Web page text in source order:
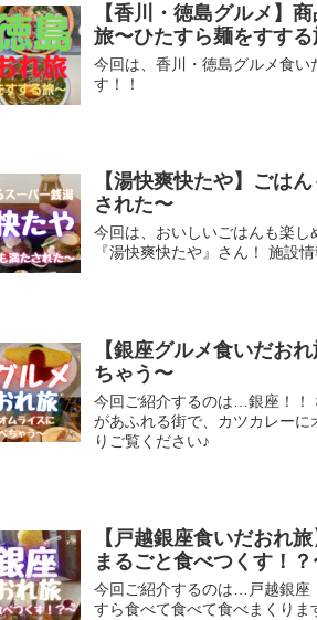
【香川・徳島グルメ】
旅〜ひたすら麺をすする
今回は、香川・徳島グルメ食
す！！
【湯快爽快たや】ごは
された〜
今回は、おいしいごはんも楽し
『湯快爽快たや』さん！ 施設
【銀座グルメ食いだお
ちゃう〜
今回ご紹介するのは…銀座！！
があふれる街で、カツカレーに
りご覧ください♪
【戸越銀座食いだおれ
まるごと食べつくす！？
今回ご紹介するのは…戸越銀座
すら食べて食べて食べまくりま